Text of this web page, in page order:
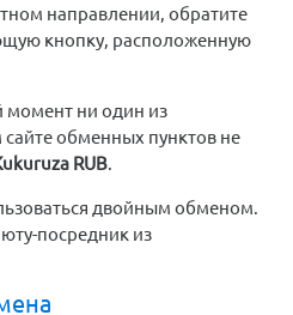
направлении, обратите
кнопку, расположенную
момент ни один из
обменных пунктов не
RUB.
двойным обменом.
посредник из